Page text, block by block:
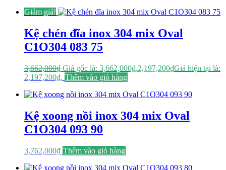
Giảm giá!
Kệ chén đĩa inox 304 mix Oval
C1O304 083 75
3,662,000₫ Giá gốc là: 3,662,000₫.2,197,200₫Giá hiện tại là:
2,197,200₫. Thêm vào giỏ hàng
Kệ xoong nồi inox 304 mix Oval
C1O304 093 90
3,762,000₫ Thêm vào giỏ hàng